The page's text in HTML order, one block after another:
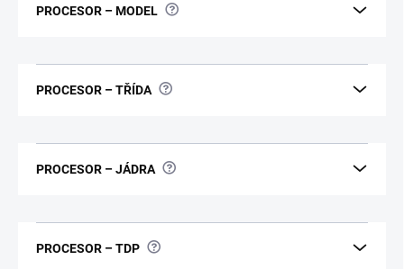
PROCESOR – MODEL ?
PROCESOR – TŘÍDA ?
PROCESOR – JÁDRA ?
PROCESOR – TDP ?